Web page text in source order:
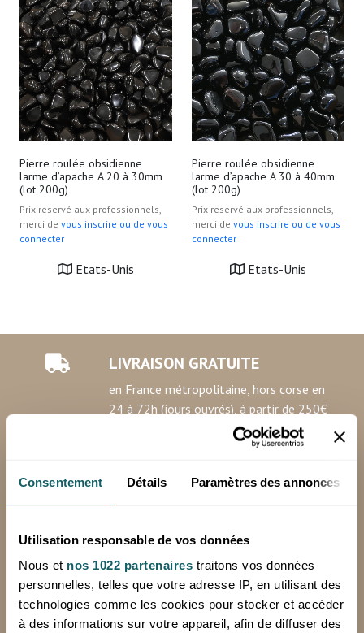
Consentement Détails Paramètres des annonces
Utilisation responsable de vos données
Nous et nos 1022 partenaires traitons vos données
personnelles, telles que votre adresse IP, en utilisant des
technologies comme les cookies pour stocker et accéder
à des informations sur votre appareil, afin de diffuser des
Pierre roulée obsidienne
larme d’apache A 20 à 30mm
(lot 200g)
Prix reservé aux professionnels,
merci de vous inscrire ou de vous
connecter
Etats-Unis
Pierre roulée obsidienne
larme d’apache A 30 à 40mm
(lot 200g)
Prix reservé aux professionnels,
merci de vous inscrire ou de vous
connecter
Etats-Unis
LIVRAISON GRATUITE
en France métropolitaine, hors corse en
24 à 72h (jours ouvrés), à partir de 250€
Minimum de commande: 100€ HT
RETOURS OFFERTS
sur votre première commande avec notre
étiquette de retour prépayée